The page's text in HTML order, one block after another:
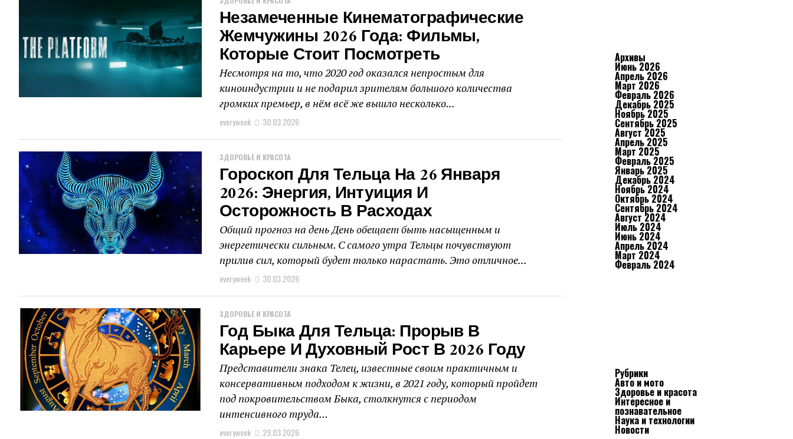
Незамеченные Кинематографические
Жемчужины 2026 Года: Фильмы,
Которые Стоит Посмотреть
Несмотря на то, что 2020 год оказался непростым для
киноиндустрии и не подарил зрителям большого количества
громких премьер, в нём всё же вышло несколько...
everyweek 30.03.2026
ЗДОРОВЬЕ И КРАСОТА
Гороскоп Для Тельца На 26 Января
2026: Энергия, Интуиция И
Осторожность В Расходах
Общий прогноз на день День обещает быть насыщенным и
энергетически сильным. С самого утра Тельцы почувствуют
прилив сил, который будет только нарастать. Это отличное...
everyweek 30.03.2026
ЗДОРОВЬЕ И КРАСОТА
Год Быка Для Тельца: Прорыв В
Карьере И Духовный Рост В 2026 Году
Представители знака Телец, известные своим практичным и
консервативным подходом к жизни, в 2021 году, который пройдет
под покровительством Быка, столкнутся с периодом
интенсивного труда...
everyweek 29.03.2026
Архивы
Июнь 2026
Апрель 2026
Март 2026
Февраль 2026
Декабрь 2025
Ноябрь 2025
Сентябрь 2025
Август 2025
Апрель 2025
Март 2025
Февраль 2025
Январь 2025
Декабрь 2024
Ноябрь 2024
Октябрь 2024
Сентябрь 2024
Август 2024
Июль 2024
Июнь 2024
Апрель 2024
Март 2024
Февраль 2024
Рубрики
Авто и мото
Здоровье и красота
Интересное и
познавательное
Наука и технологии
Новости